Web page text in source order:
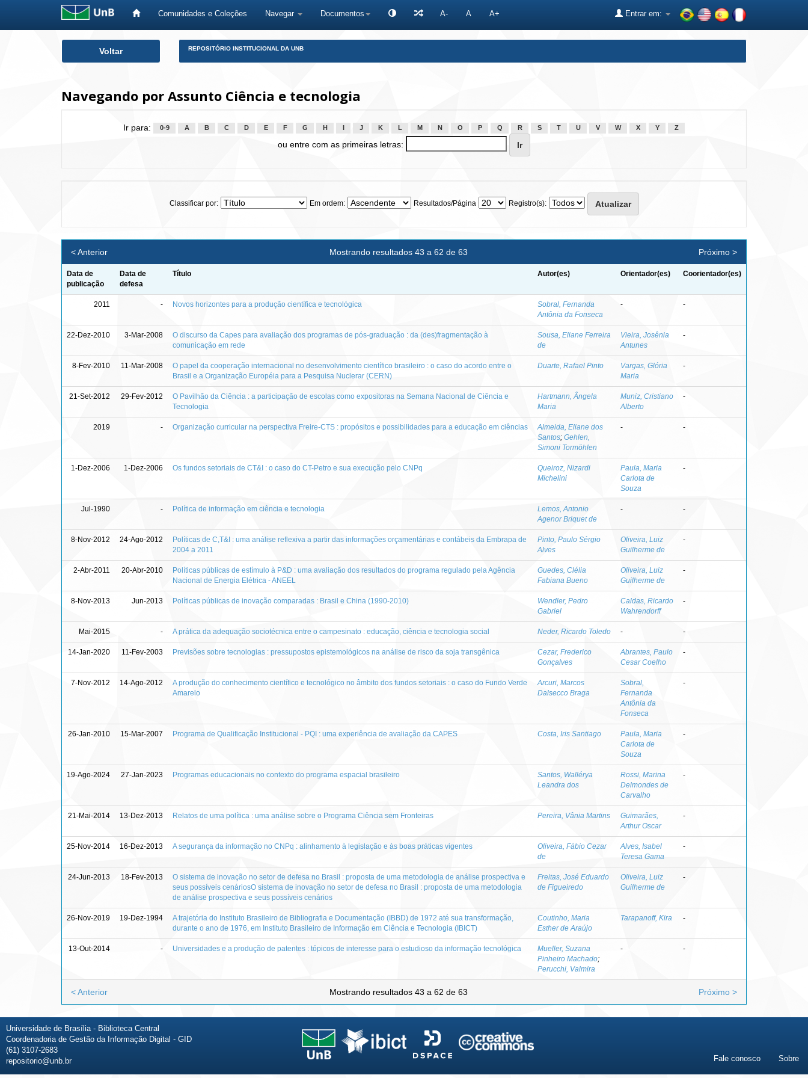
Comunidades e Coleções Navegar Documentos A- A A+ Entrar em:
Voltar REPOSITÓRIO INSTITUCIONAL DA UNB
Navegando por Assunto Ciência e tecnologia
Ir para: 0-9 A B C D E F G H J K L M N O P Q R S T U V W X Y Z
ou entre com as primeiras letras:
Classificar por: Em ordem: Resultados/Página Registro(s):
Mostrando resultados 43 a 62 de 63
< Anterior Próximo >
Data de
publicação
Data de
defesa
Título Autor(es) Orientador(es) Coorientador(es)
2011 - Novos horizontes para a produção científica e tecnológica
Sobral, Fernanda
Antônia da Fonseca
- -
22-Dez-2010 3-Mar-2008
O discurso da Capes para avaliação dos programas de pós-graduação : da (des)fragmentação à
comunicação em rede
Sousa, Eliane Ferreira
de
Vieira, Josênia
Antunes
-
8-Fev-2010 11-Mar-2008
O papel da cooperação internacional no desenvolvimento científico brasileiro : o caso do acordo entre o
Brasil e a Organização Européia para a Pesquisa Nuclerar (CERN)
Duarte, Rafael Pinto
Vargas, Glória
Maria
-
21-Set-2012 29-Fev-2012
O Pavilhão da Ciência : a participação de escolas como expositoras na Semana Nacional de Ciência e
Tecnologia
Hartmann, Ângela
Maria
Muniz, Cristiano
Alberto
-
2019 - Organização curricular na perspectiva Freire-CTS : propósitos e possibilidades para a educação em ciências
Almeida, Eliane dos
Santos; Gehlen,
Simoni Tormöhlen
- -
1-Dez-2006 1-Dez-2006 Os fundos setoriais de CT&I : o caso do CT-Petro e sua execução pelo CNPq
Queiroz, Nizardi
Michelini
Paula, Maria
Carlota de
Souza
-
Jul-1990 - Política de informação em ciência e tecnologia
Lemos, Antonio
Agenor Briquet de
- -
8-Nov-2012 24-Ago-2012
Políticas de C,T&I : uma análise reflexiva a partir das informações orçamentárias e contábeis da Embrapa de
2004 a 2011
Pinto, Paulo Sérgio
Alves
Oliveira, Luiz
Guilherme de
-
2-Abr-2011 20-Abr-2010
Políticas públicas de estímulo à P&D : uma avaliação dos resultados do programa regulado pela Agência
Nacional de Energia Elétrica - ANEEL
Guedes, Clélia
Fabiana Bueno
Oliveira, Luiz
Guilherme de
-
8-Nov-2013 Jun-2013 Políticas públicas de inovação comparadas : Brasil e China (1990-2010)
Wendler, Pedro
Gabriel
Caldas, Ricardo
Wahrendorff
-
Mai-2015 - A prática da adequação sociotécnica entre o campesinato : educação, ciência e tecnologia social Neder, Ricardo Toledo - -
14-Jan-2020 11-Fev-2003 Previsões sobre tecnologias : pressupostos epistemológicos na análise de risco da soja transgênica
Cezar, Frederico
Gonçalves
Abrantes, Paulo
Cesar Coelho
-
7-Nov-2012 14-Ago-2012
A produção do conhecimento científico e tecnológico no âmbito dos fundos setoriais : o caso do Fundo Verde
Amarelo
Arcuri, Marcos
Dalsecco Braga
Sobral,
Fernanda
Antônia da
Fonseca
-
26-Jan-2010 15-Mar-2007 Programa de Qualificação Institucional - PQI : uma experiência de avaliação da CAPES Costa, Iris Santiago
Paula, Maria
Carlota de
Souza
-
19-Ago-2024 27-Jan-2023 Programas educacionais no contexto do programa espacial brasileiro
Santos, Wallérya
Leandra dos
Rossi, Marina
Delmondes de
Carvalho
-
21-Mai-2014 13-Dez-2013 Relatos de uma política : uma análise sobre o Programa Ciência sem Fronteiras Pereira, Vânia Martins
Guimarães,
Arthur Oscar
-
25-Nov-2014 16-Dez-2013 A segurança da informação no CNPq : alinhamento à legislação e às boas práticas vigentes
Oliveira, Fábio Cezar
de
Alves, Isabel
Teresa Gama
-
24-Jun-2013 18-Fev-2013
O sistema de inovação no setor de defesa no Brasil : proposta de uma metodologia de análise prospectiva e
seus possíveis cenáriosO sistema de inovação no setor de defesa no Brasil : proposta de uma metodologia
de análise prospectiva e seus possíveis cenários
Freitas, José Eduardo
de Figueiredo
Oliveira, Luiz
Guilherme de
-
26-Nov-2019 19-Dez-1994
A trajetória do Instituto Brasileiro de Bibliografia e Documentação (IBBD) de 1972 até sua transformação,
durante o ano de 1976, em Instituto Brasileiro de Informação em Ciência e Tecnologia (IBICT)
Coutinho, Maria
Esther de Araújo
Tarapanoff, Kira -
13-Out-2014 - Universidades e a produção de patentes : tópicos de interesse para o estudioso da informação tecnológica
Mueller, Suzana
Pinheiro Machado;
Perucchi, Valmira
- -
Mostrando resultados 43 a 62 de 63
< Anterior Próximo >
Universidade de Brasília - Biblioteca Central
Coordenadoria de Gestão da Informação Digital - GID
(61) 3107-2683
repositorio@unb.br
Fale conosco Sobre